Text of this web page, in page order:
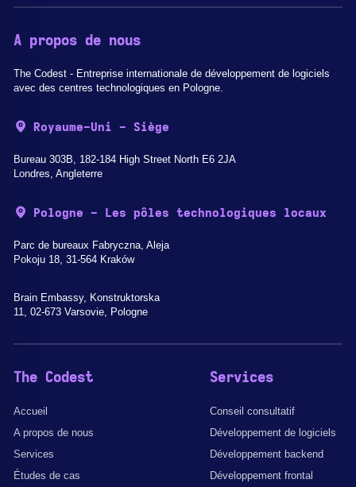
A propos de nous
The Codest - Entreprise internationale de développement de logiciels
avec des centres technologiques en Pologne.
Royaume-Uni - Siège
Bureau 303B, 182-184 High Street North E6 2JA
Londres, Angleterre
Pologne - Les pôles technologiques locaux
Parc de bureaux Fabryczna, Aleja
Pokoju 18, 31-564 Kraków
Brain Embassy, Konstruktorska
11, 02-673 Varsovie, Pologne
The Codest
Accueil
A propos de nous
Services
Études de cas
Services
Conseil consultatif
Développement de logiciels
Développement backend
Développement frontal